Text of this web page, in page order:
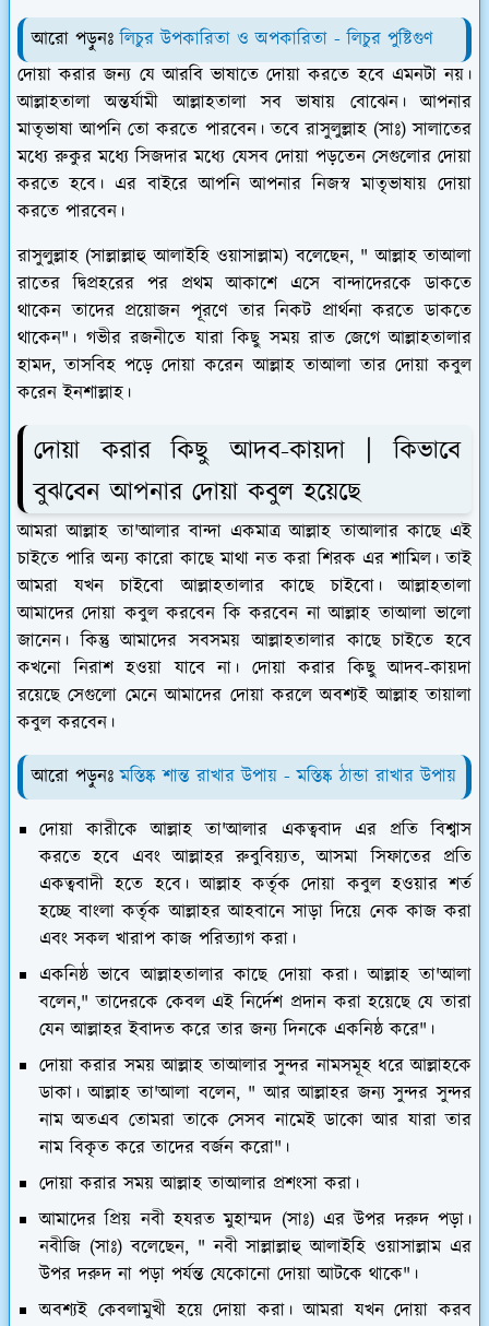
আরো পড়ুনঃলিচুর উপকারিতা ও অপকারিতা - লিচুর পুষ্টিগুণ
দোয়া করার জন্য যে আরবি ভাষাতে দোয়া করতে হবে এমনটা নয়।
আল্লাহতালা অন্তর্যামী আল্লাহতালা সব ভাষায় বোঝেন। আপনার
মাতৃভাষা আপনি তো করতে পারবেন। তবে রাসুলুল্লাহ (সাঃ) সালাতের
মধ্যে রুকুর মধ্যে সিজদার মধ্যে যেসব দোয়া পড়তেন সেগুলোর দোয়া
করতে হবে। এর বাইরে আপনি আপনার নিজস্ব মাতৃভাষায় দোয়া
করতে পারবেন।
রাসুলুল্লাহ (সাল্লাল্লাহু আলাইহি ওয়াসাল্লাম) বলেছেন, " আল্লাহ তাআলা
রাতের দ্বিপ্রহরের পর প্রথম আকাশে এসে বান্দাদেরকে ডাকতে
থাকেন তাদের প্রয়োজন পূরণে তার নিকট প্রার্থনা করতে ডাকতে
থাকেন"। গভীর রজনীতে যারা কিছু সময় রাত জেগে আল্লাহতালার
হামদ, তাসবিহ পড়ে দোয়া করেন আল্লাহ তাআলা তার দোয়া কবুল
করেন ইনশাল্লাহ।
দোয়া করার কিছু আদব-কায়দা | কিভাবে
বুঝবেন আপনার দোয়া কবুল হয়েছে
আমরা আল্লাহ তা'আলার বান্দা একমাত্র আল্লাহ তাআলার কাছে এই
চাইতে পারি অন্য কারো কাছে মাথা নত করা শিরক এর শামিল। তাই
আমরা যখন চাইবো আল্লাহতালার কাছে চাইবো। আল্লাহতালা
আমাদের দোয়া কবুল করবেন কি করবেন না আল্লাহ তাআলা ভালো
জানেন। কিন্তু আমাদের সবসময় আল্লাহতালার কাছে চাইতে হবে
কখনো নিরাশ হওয়া যাবে না। দোয়া করার কিছু আদব-কায়দা
রয়েছে সেগুলো মেনে আমাদের দোয়া করলে অবশ্যই আল্লাহ তায়ালা
কবুল করবেন।
আরো পড়ুনঃমস্তিষ্ক শান্ত রাখার উপায় - মস্তিষ্ক ঠান্ডা রাখার উপায়
দোয়া কারীকে আল্লাহ তা'আলার একত্ববাদ এর প্রতি বিশ্বাস
করতে হবে এবং আল্লাহর রুবুবিয়্যত, আসমা সিফাতের প্রতি
একত্ববাদী হতে হবে। আল্লাহ কর্তৃক দোয়া কবুল হওয়ার শর্ত
হচ্ছে বাংলা কর্তৃক আল্লাহর আহবানে সাড়া দিয়ে নেক কাজ করা
এবং সকল খারাপ কাজ পরিত্যাগ করা।
একনিষ্ঠ ভাবে আল্লাহতালার কাছে দোয়া করা। আল্লাহ তা'আলা
বলেন," তাদেরকে কেবল এই নির্দেশ প্রদান করা হয়েছে যে তারা
যেন আল্লাহর ইবাদত করে তার জন্য দিনকে একনিষ্ঠ করে"।
দোয়া করার সময় আল্লাহ তাআলার সুন্দর নামসমূহ ধরে আল্লাহকে
ডাকা। আল্লাহ তা'আলা বলেন, " আর আল্লাহর জন্য সুন্দর সুন্দর
নাম অতএব তোমরা তাকে সেসব নামেই ডাকো আর যারা তার
নাম বিকৃত করে তাদের বর্জন করো"।
দোয়া করার সময় আল্লাহ তাআলার প্রশংসা করা।
আমাদের প্রিয় নবী হযরত মুহাম্মদ (সাঃ) এর উপর দরুদ পড়া।
নবীজি (সাঃ) বলেছেন, " নবী সাল্লাল্লাহু আলাইহি ওয়াসাল্লাম এর
উপর দরুদ না পড়া পর্যন্ত যেকোনো দোয়া আটকে থাকে"।
অবশ্যই কেবলামুখী হয়ে দোয়া করা। আমরা যখন দোয়া করব